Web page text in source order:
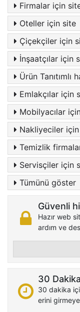
Firmalar için
Oteller için site
Çiçekçiler için
İnşaatçılar için
Ürün Tanıtımlı
Emlakçılar için
Mobilyacılar
Nakliyeciler
Temizlik
Servisçiler için
Tümünü göster
Güvenli
Hazır web
ardım ve
30
30 dakika
erini